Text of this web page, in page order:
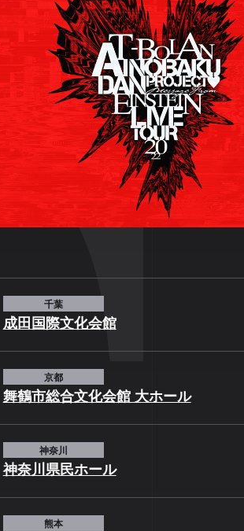
千葉
成田国際文化会館
京都
舞鶴市総合文化会館 大ホール
神奈川
神奈川県民ホール
熊本